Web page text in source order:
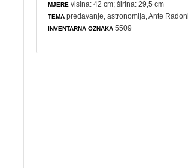
MJERE visina: 42 cm; širina: 29,5 cm
TEMA predavanje ,astronomija , Ante
INVENTARNA OZNAKA 5509